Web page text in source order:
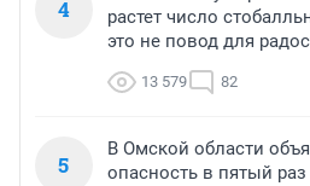
4
растет число
это не повод для
13 579 82
5
В Омской области
опасность в пятый раз